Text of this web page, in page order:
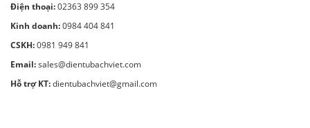
Điện thoại:02363 899 354
Kinh doanh:0984 404 841
CSKH:0981 949 841
Email:sales@dientubachviet.com
Hỗ trợ KT:dientubachviet@gmail.com